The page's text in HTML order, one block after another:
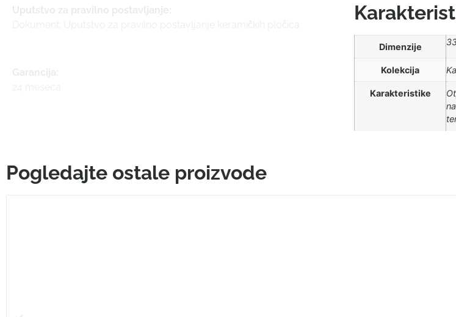
Dimenzije
Kolekcija
Karakteristike
Pogledajte ostale proizvode